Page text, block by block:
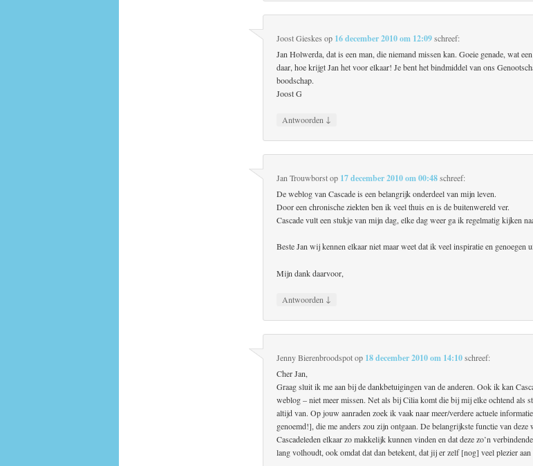
Joost Gieskes op 16 december 2010 om 12:09 schreef:
Jan Holwerda, dat is een man, die niemand missen kan. Goeie genade, wat
daar, hoe krijgt Jan het voor elkaar! Je bent het bindmiddel van ons
boodschap.
Joost G
Antwoorden ↓
Jan Trouwborstop 17 december 2010 om 00:48 schreef:
De weblog van Cascade is een belangrijk onderdeel van mijn leven.
Door een chronische ziekten ben ik veel thuis en is de buitenwereld ver.
Cascade vult een stukje van mijn dag, elke dag weer ga ik regelmatig kijken
Beste Jan wij kennen elkaar niet maar weet dat ik veel inspiratie en genoegen
Mijn dank daarvoor,
Antwoorden ↓
Jenny Bierenbroodspotop 18 december 2010 om 14:10 schreef:
Cher Jan,
Graag sluit ik me aan bij de dankbetuigingen van de anderen. Ook ik kan
weblog – niet meer missen. Net als bij Cilia komt die bij mij elke ochtend als
altijd van. Op jouw aanraden zoek ik vaak naar meer/verdere actuele
genoemd!], die me anders zou zijn ontgaan. De belangrijkste functie van
Cascadeleden elkaar zo makkelijk kunnen vinden en dat deze zo’n
lang volhoudt, ook omdat dat dan betekent, dat jij er zelf [nog] veel plezier